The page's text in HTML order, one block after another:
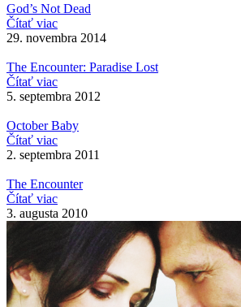
God’s Not Dead
Čítať viac
29. novembra 2014
The Encounter: Paradise Lost
Čítať viac
5. septembra 2012
October Baby
Čítať viac
2. septembra 2011
The Encounter
Čítať viac
3. augusta 2010